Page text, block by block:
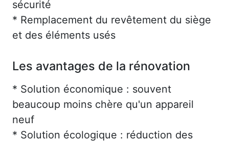
sécurité
* Remplacement du revêtement du siège
et des éléments usés
Les avantages de la rénovation
* Solution économique : souvent
beaucoup moins chère qu'un appareil
neuf
* Solution écologique : réduction des